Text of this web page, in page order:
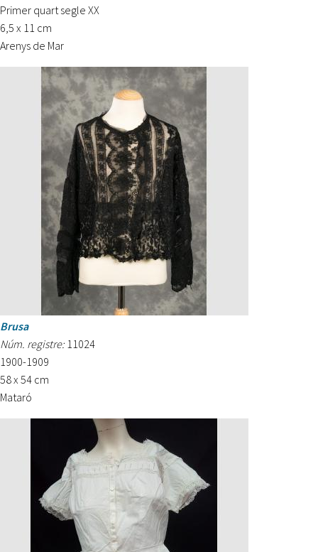
Primer quart segle XX
6,5 x 11 cm
Arenys de Mar
Brusa
Núm. registre: 11024
1900-1909
58 x 54 cm
Mataró